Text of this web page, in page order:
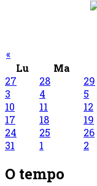
«
Lu
Ma
27
28 29
3
4 5
10
11 12
17
18 19
24
25 26
31
1 2
O tempo